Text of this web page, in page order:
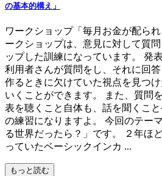
の基本的構え」
ワークショップ「毎月お金が配ら
ークショップは、意見に対して質
ップした訓練になっています。 発
利用者さんが質問をし、それに回
作るときに欠けていた視点を見つ
いくことができます。 また、質問
表を聴くこと自体も、話を聞くこ
の練習になりますよ。 今回のテー
る世界だったら？」です。 ２年ほ
っていたベーシックインカ ...
もっと読む